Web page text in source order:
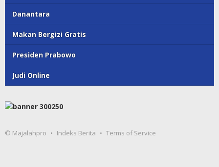
Danantara
Makan Bergizi Gratis
Presiden Prabowo
Judi Online
© Majalahpro Indeks Berita Terms of Service